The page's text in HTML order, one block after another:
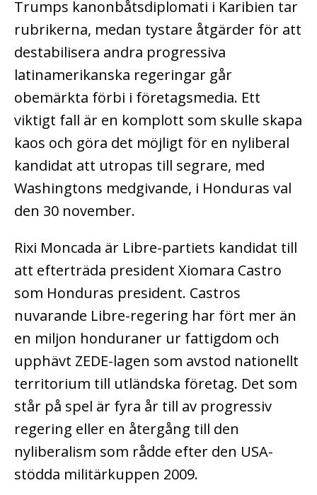
Trumps kanonbåtsdiplomati i Karibien tar
rubrikerna, medan tystare åtgärder för att
destabilisera andra progressiva
latinamerikanska regeringar går
obemärkta förbi i företagsmedia. Ett
viktigt fall är en komplott som skulle skapa
kaos och göra det möjligt för en nyliberal
kandidat att utropas till segrare, med
Washingtons medgivande, i Honduras val
den 30 november.
Rixi Moncada är Libre-partiets kandidat till
att efterträda president Xiomara Castro
som Honduras president. Castros
nuvarande Libre-regering har fört mer än
en miljon honduraner ur fattigdom och
upphävt ZEDE-lagen som avstod nationellt
territorium till utländska företag. Det som
står på spel är fyra år till av progressiv
regering eller en återgång till den
nyliberalism som rådde efter den USA-
stödda militärkuppen 2009.